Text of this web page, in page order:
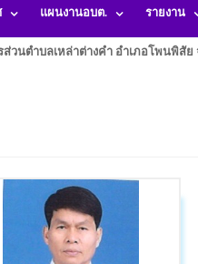
แผนงานอบต. รายงาน
วนตำบลเหล่าต่างคำ อำเภอโพนพิสัย